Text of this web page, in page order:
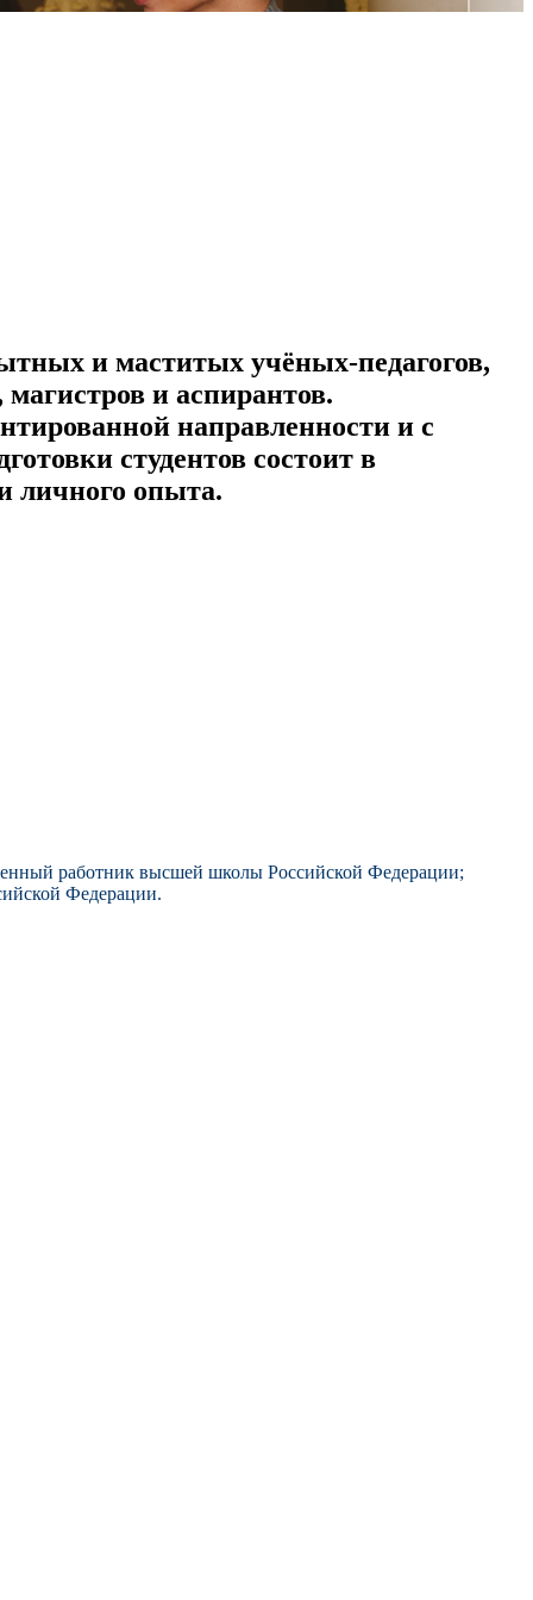
и маститых учёных-педагогов,
и аспирантов.
направленности и с
студентов состоит в
личного опыта.
работник высшей школы Российской Федерации;
Федерации.